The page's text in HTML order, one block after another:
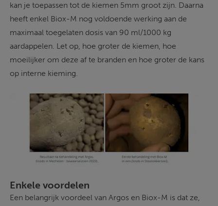
kan je toepassen tot de kiemen 5mm groot zijn. Daarna
heeft enkel Biox-M nog voldoende werking aan de
maximaal toegelaten dosis van 90 ml/1000 kg
aardappelen. Let op, hoe groter de kiemen, hoe
moeilijker om deze af te branden en hoe groter de kans
op interne kieming.
Enkele voordelen
Een belangrijk voordeel van Argos en Biox-M is dat ze,